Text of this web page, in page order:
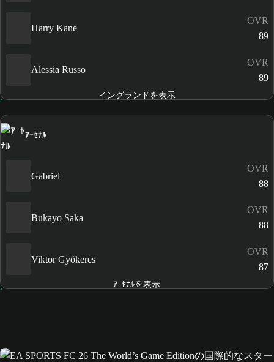
Harry Kane
OVR
89
Alessia Russo
OVR
89
イングランドを表示
ｱｰｾﾅﾙ
Gabriel
OVR
88
Bukayo Saka
OVR
88
Viktor Gyökeres
OVR
87
ｱｰｾﾅﾙを表示